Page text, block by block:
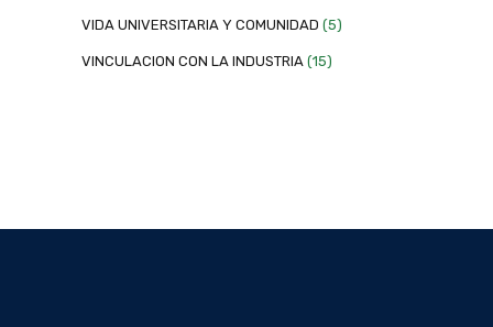
VIDA UNIVERSITARIA Y COMUNIDAD (5)
VINCULACION CON LA INDUSTRIA (15)